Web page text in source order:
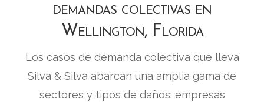
demandas colectivas en
Wellington, Florida
Los casos de demanda colectiva que lleva
Silva & Silva abarcan una amplia gama de
sectores y tipos de daños: empresas